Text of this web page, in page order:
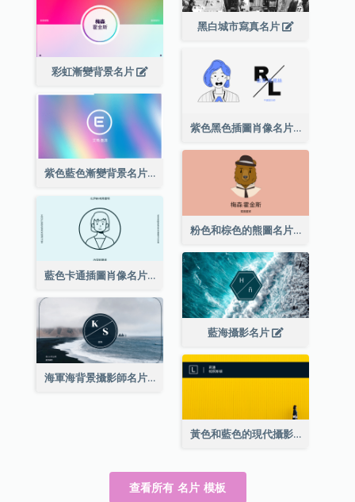
黑白城市寫真名片
彩虹漸變背景名片
紫色黑色插圖肖像名片
紫色藍色漸變背景名片
粉色和棕色的熊圖名片
藍色卡通插圖肖像名片
藍海攝影名片
海軍海背景攝影師名片
黃色和藍色的現代攝影師名片
查看所有 名片 模板